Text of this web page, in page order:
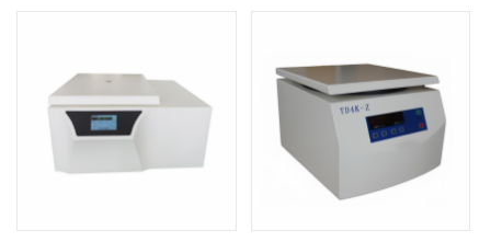
Kühlzentrifuge zum
Sammeln von
Mikroorganismen und
Zellfragmenten
von 16.500 U/min